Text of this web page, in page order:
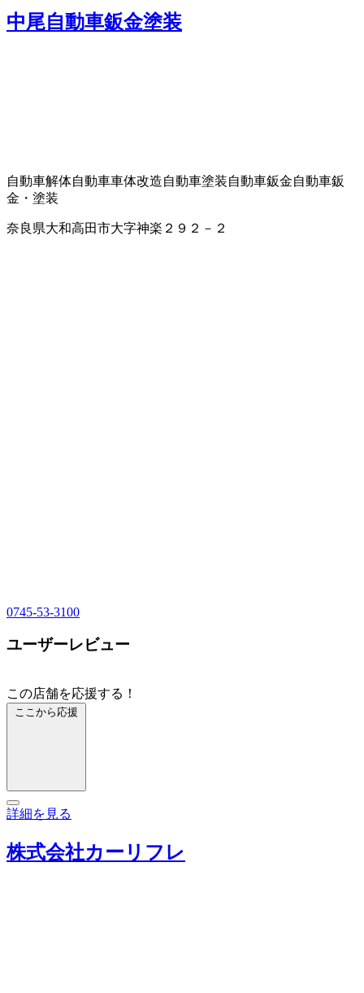
中尾自動車鈑金塗装
自動車解体自動車車体改造自動車塗装自動車鈑金自動車鈑
金・塗装
奈良県大和高田市大字神楽２９２－２
0745-53-3100
ユーザーレビュー
この店舗を応援する！
ここから応援
詳細を見る
株式会社カーリフレ